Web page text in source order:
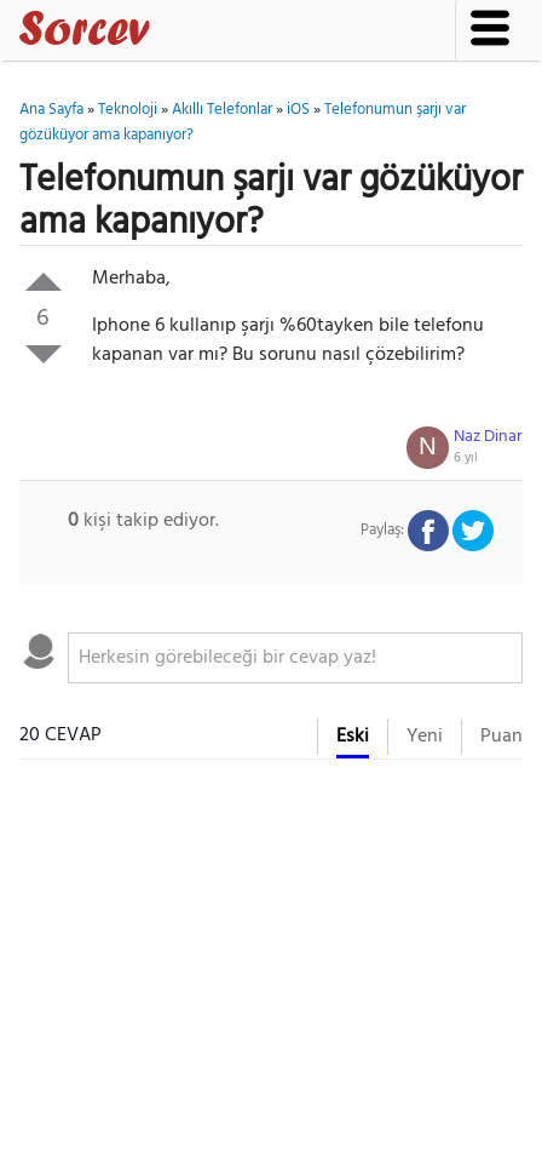
Ana Sayfa»Teknoloji»Akıllı Telefonlar»iOS»Telefonumun şarjı var
gözüküyor ama kapanıyor?
Telefonumun şarjı var gözüküyor
ama kapanıyor?
6
Merhaba,
Iphone 6 kullanıp şarjı %60tayken bile telefonu
kapanan var mı? Bu sorunu nasıl çözebilirim?
Naz Dinar
6 yıl
N
0kişi takip ediyor. Paylaş:
20 CEVAP Eski Yeni Puan